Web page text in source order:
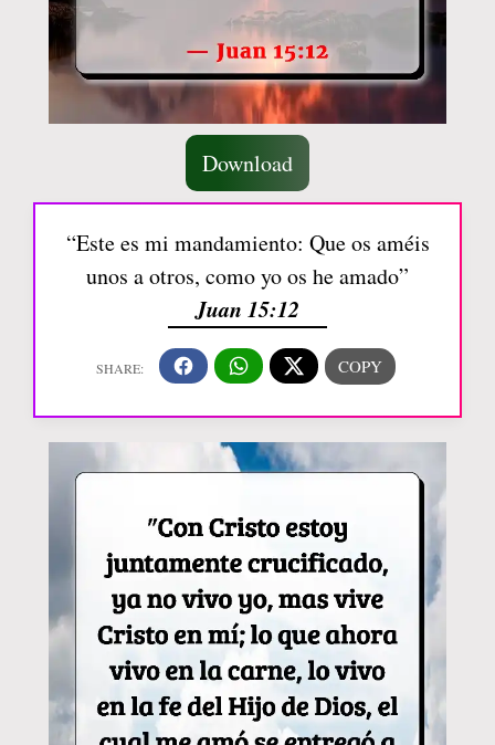
Download
“Este es mi mandamiento: Que os améis
unos a otros, como yo os he amado”
Juan 15:12